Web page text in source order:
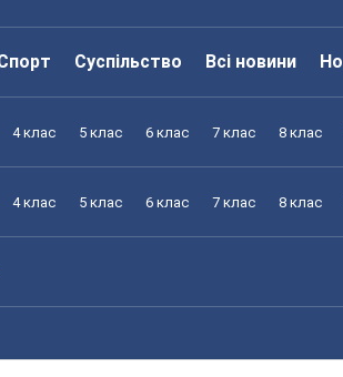
Суспільство Всі новини
4 клас 5 клас 6 клас 7 клас 8 клас
4 клас 5 клас 6 клас 7 клас 8 клас